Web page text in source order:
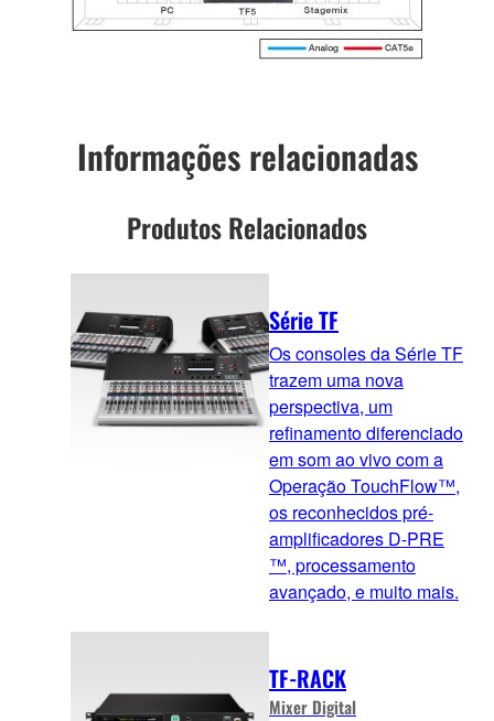
Informações relacionadas
Produtos Relacionados
Série TF
Os consoles da Série TF
trazem uma nova
perspectiva, um
refinamento diferenciado
em som ao vivo com a
Operação TouchFlow™,
os reconhecidos pré-
amplificadores D-PRE
™, processamento
avançado, e muito mais.
TF-RACK
Mixer Digital